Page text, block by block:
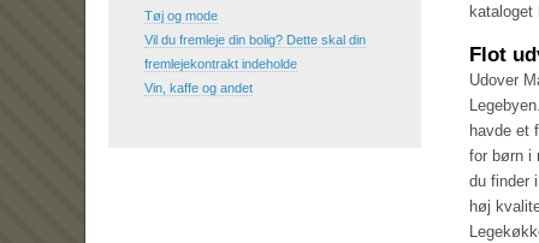
kataloget
Flot
Udover
havde et
for børn i
du finder
høj
Tøj og mode
Vil du fremleje din bolig? Dette skal din
fremlejekontrakt indeholde
Vin, kaffe og andet